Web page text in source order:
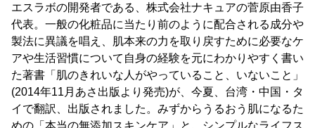
エスラボの開発者である、株式会社ナキュアの菅原由香子
代表。一般の化粧品に当たり前のように配合される成分や
製法に異議を唱え、肌本来の力を取り戻すために必要なケ
アや生活習慣について自身の経験を元にわかりやすく書い
た著書「肌のきれいな人がやっていること、いないこと」
(2014年11月あさ出版より発売)が、今夏、台湾・中国・タ
イで翻訳、出版されました。みずからうるおう肌になるた
めの「本当の無添加スキンケア」と、シンプルなライフス